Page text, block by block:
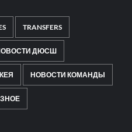
TRANSFERS
ДЮСШ
НОВОСТИ КОМАНДЫ